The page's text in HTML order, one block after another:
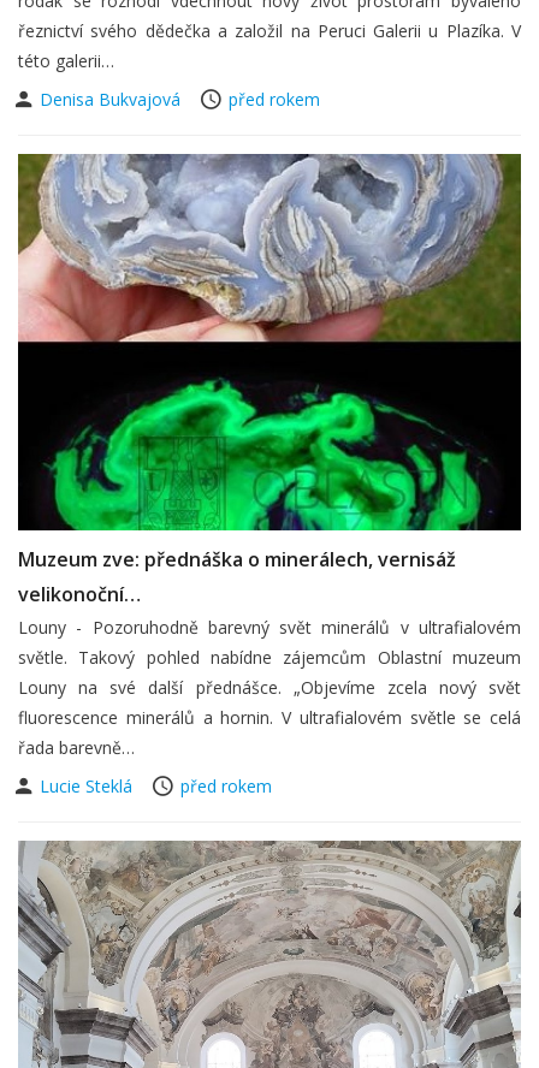
řeznictví svého dědečka a založil na Peruci Galerii u Plazíka. V
této galerii…
Denisa Bukvajová
před rokem
Muzeum zve: přednáška o minerálech, vernisáž
velikonoční…
Louny - Pozoruhodně barevný svět minerálů v ultrafialovém
světle. Takový pohled nabídne zájemcům Oblastní muzeum
Louny na své další přednášce. „Objevíme zcela nový svět
fluorescence minerálů a hornin. V ultrafialovém světle se celá
řada barevně…
Lucie Steklá
před rokem